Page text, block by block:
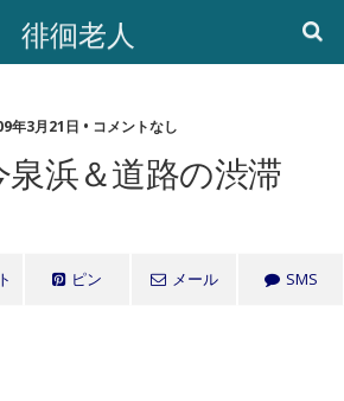
徘徊老人
年3月21日 • コメントなし
浜＆道路の渋滞
ピン メール SMS